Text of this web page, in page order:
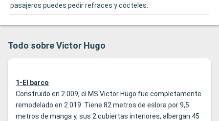
pasajeros puedes pedir refraces y cócteles.
Todo sobre Victor Hugo
1-El barco
Construido en 2.009, el MS Victor Hugo fue completamente
remodelado en 2.019. Tiene 82 metros de eslora por 9,5
metros de manga y, sus 2 cubiertas interiores, albergan 45